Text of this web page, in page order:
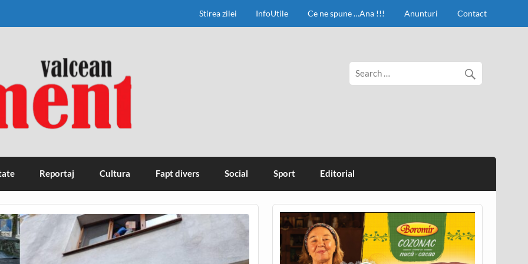
Stirea zilei InfoUtile Ce ne spune …Ana !!! Anunturi Contact
Reportaj Cultura Fapt divers Social Sport Editorial